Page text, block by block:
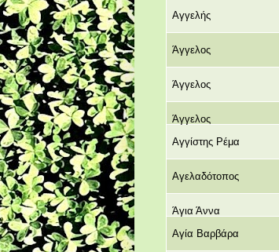
Αγγελής
Άγγελος
Άγγελος
Άγγελος
Αγγίστης Ρέμα
Αγελαδότοπος
Άγια Άννα
Αγία Βαρβάρα